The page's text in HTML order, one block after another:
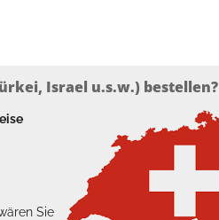
Israel u.s.w.) bestellen?
Sie